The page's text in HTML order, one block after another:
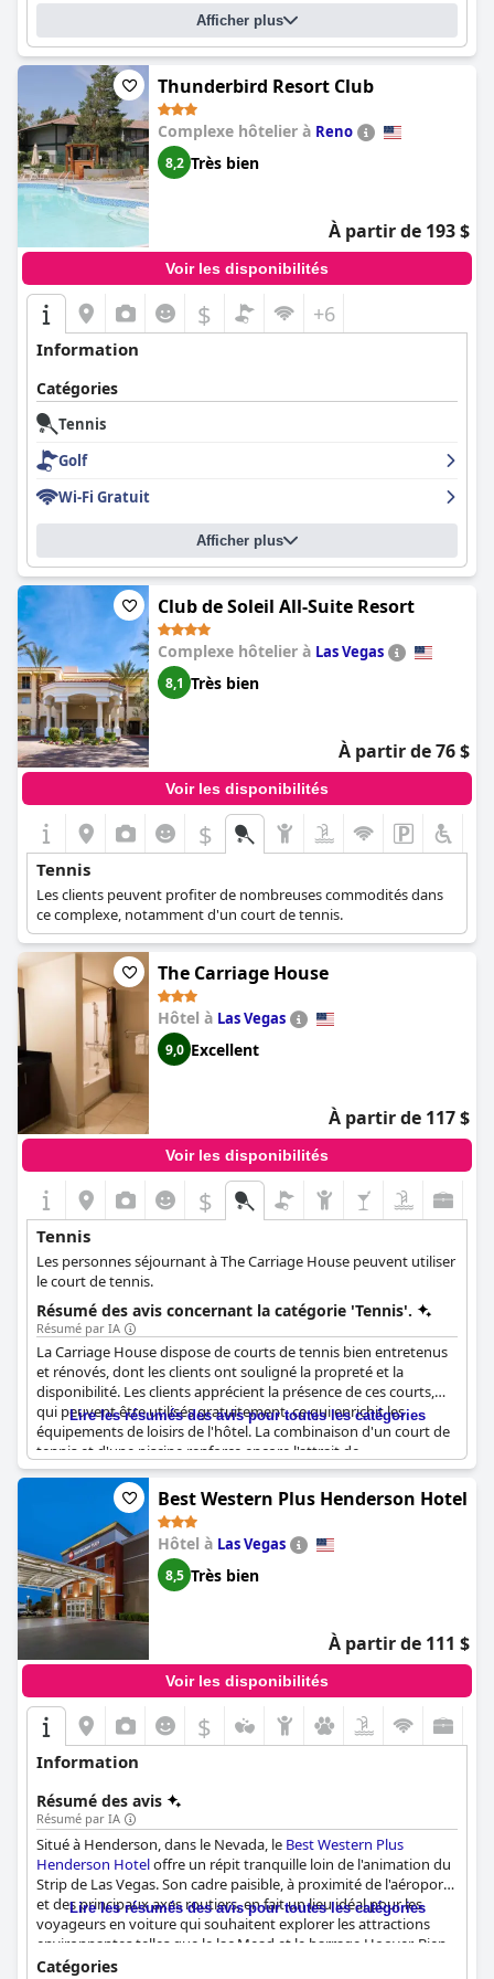
Afficher plus
Thunderbird Resort Club
Complexe hôtelier à Reno
8,2 Très bien
À partir de 193 $
Voir les disponibilités
$ +6
Information
Catégories
Tennis
Golf
Wi-Fi Gratuit
Afficher plus
Club de Soleil All-Suite Resort
Complexe hôtelier à Las Vegas
8,1 Très bien
À partir de 76 $
Voir les disponibilités
$
Tennis
Les clients peuvent profiter de nombreuses commodités dans
ce complexe, notamment d'un court de tennis.
The Carriage House
Hôtel à Las Vegas
9,0 Excellent
À partir de 117 $
Voir les disponibilités
$
Tennis
Les personnes séjournant à The Carriage House peuvent utiliser
le court de tennis.
Résumé des avis concernant la catégorie 'Tennis'.
Résumé par IA
La Carriage House dispose de courts de tennis bien entretenus
et rénovés, dont les clients ont souligné la propreté et la
disponibilité. Les clients apprécient la présence de ces courts,
qui peuvent être utilisés gratuitement, ce qui enrichit les
équipements de loisirs de l'hôtel. La combinaison d'un court de
tennis et d'une piscine renforce encore l'attrait de
l'établissement pour ceux qui recherchent à la fois détente et
activités sportives pendant leur séjour.
Lire les résumés des avis pour toutes les catégories
Best Western Plus Henderson Hotel
Hôtel à Las Vegas
8,5 Très bien
À partir de 111 $
Voir les disponibilités
$
Information
Résumé des avis
Résumé par IA
Situé à Henderson, dans le Nevada, le Best Western Plus
Henderson Hoteloffre un répit tranquille loin de l'animation du
Strip de Las Vegas. Son cadre paisible, à proximité de l'aéroport
et des principaux axes routiers, en fait un lieu idéal pour les
voyageurs en voiture qui souhaitent explorer les attractions
environnantes telles que le lac Mead et le barrage Hoover. Bien
qu'il se trouve dans une zone industrielle avec des avis mitigés
Lire les résumés des avis pour toutes les catégories
Catégories